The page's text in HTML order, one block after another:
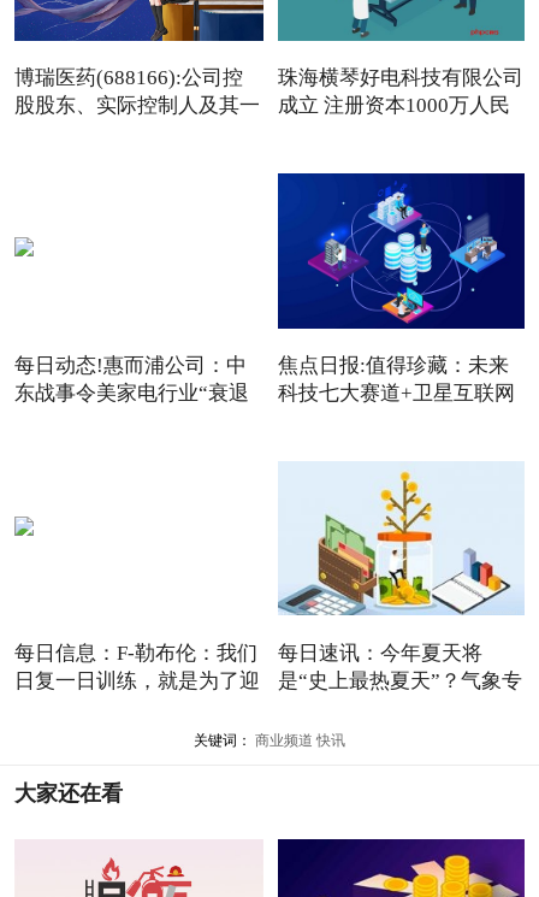
博瑞医药(688166):公司控
股股东、实际控制人及其一
珠海横琴好电科技有限公司
成立 注册资本1000万人民
每日动态!惠而浦公司：中
东战事令美家电行业“衰退
焦点日报:值得珍藏：未来
科技七大赛道+卫星互联网
每日信息：F-勒布伦：我们
日复一日训练，就是为了迎
每日速讯：今年夏天将
是“史上最热夏天”？气象专
关键词： 商业频道 快讯
大家还在看